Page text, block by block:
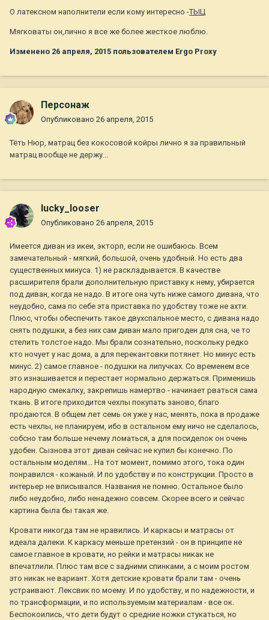
О латексном наполнители если кому интересно -ТЫЦ
Мягковаты он,лично я все же более жесткое люблю.
Изменено 26 апреля, 2015 пользователем Ergo Proxy
Персонаж
Опубликовано 26 апреля, 2015
Тёть Нюр, матрац без кокосовой койры лично я за правильный
матрац вообще не держу...
lucky_looser
Опубликовано 26 апреля, 2015
Имеется диван из икеи, экторп, если не ошибаюсь. Всем
замечательный - мягкий, большой, очень удобный. Но есть два
существенных минуса. 1) не раскладывается. В качестве
расширителя брали дополнительную приставку к нему, убирается
под диван, когда не надо. В итоге она чуть ниже самого дивана, что
неудобно, сама по себе эта приставка по удобству тоже не ахти.
Плюс, чтобы обеспечить такое двухспальное место, с дивана надо
снять подушки, а без них сам диван мало пригоден для сна, че то
стелить толстое надо. Мы брали сознательно, поскольку редко
кто ночует у нас дома, а для перекантовки потянет. Но минус есть
минус. 2) самое главное - подушки на липучках. Со временем все
это изнашивается и перестает нормально держаться. Применишь
народную смекалку, закрепишь намертво - начинает рваться сама
ткань. В итоге приходится чехлы покупать заново, благо
продаются. В общем лет семь он уже у нас, менять, пока в продаже
есть чехлы, не планируем, ибо в остальном ему ничо не сделалось,
собсно там больше нечему ломаться, а для посиделок он очень
удобен. Сызнова этот диван сейчас не купил бы конечно. По
остальным моделям... На тот момент, помимо этого, тока один
понравился - кожаный. И по удобству и по конструкции. Просто в
интерьер не вписывался. Названия не помню. Остальное было
либо неудобно, либо ненадежно совсем. Скорее всего и сейчас
картина была бы такая же.
Кровати никогда там не нравились. И каркасы и матрасы от
идеала далеки. К каркасу меньше претензий - он в принципе не
самое главное в кровати, но рейки и матрасы никак не
впечатлили. Плюс там все с задними спинками, а с моим ростом
это никак не вариант. Хотя детские кровати брали там - очень
устраивают. Лексвик по моему. И по удобству, и по надежности, и
по трансформации, и по используемым материалам - все ок.
Беспокоились, что дети будут о средние ножки стукаться, но